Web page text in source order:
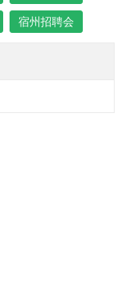
宿州招聘会